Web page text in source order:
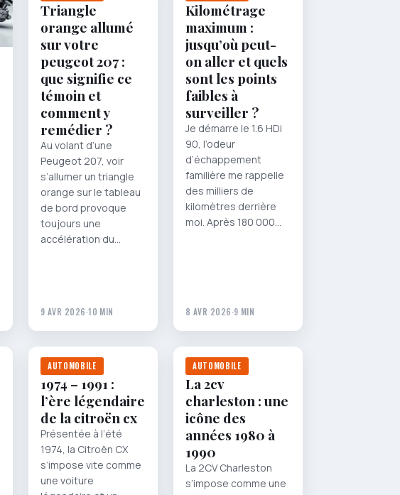
Triangle
orange allumé
sur votre
peugeot 207 :
que signifie ce
témoin et
comment y
remédier ?
Au volant d’une
Peugeot 207, voir
s’allumer un triangle
orange sur le tableau
de bord provoque
toujours une
accélération du…
9 AVR 2026·10 MIN
Kilométrage
maximum :
jusqu’où peut-
on aller et quels
sont les points
faibles à
surveiller ?
Je démarre le 1.6 HDi
90, l’odeur
d’échappement
familière me rappelle
des milliers de
kilomètres derrière
moi. Après 180 000…
8 AVR 2026·9 MIN
AUTOMOBILE
1974 – 1991 :
l’ère légendaire
de la citroën cx
Présentée à l’été
1974, la Citroën CX
s’impose vite comme
une voiture
AUTOMOBILE
La 2cv
charleston : une
icône des
années 1980 à
1990
La 2CV Charleston
s’impose comme une